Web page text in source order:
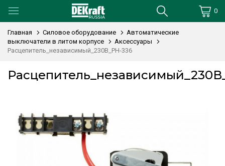
0
Главная Силовое оборудование
Автоматические
выключатели в литом корпусе
Аксессуары
Расцепитель_независимый_230В_РН-336